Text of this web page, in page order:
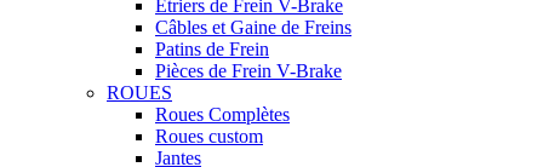
Etriers de Frein V-Brake
Câbles et Gaine de Freins
Patins de Frein
Pièces de Frein V-Brake
ROUES
Roues Complètes
Roues custom
Jantes